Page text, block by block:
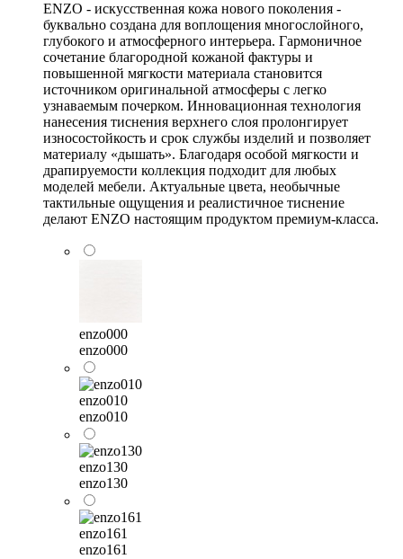
ENZO - искусственная кожа нового поколения -
буквально создана для воплощения многослойного,
глубокого и атмосферного интерьера. Гармоничное
сочетание благородной кожаной фактуры и
повышенной мягкости материала становится
источником оригинальной атмосферы с легко
узнаваемым почерком. Инновационная технология
нанесения тиснения верхнего слоя пролонгирует
износостойкость и срок службы изделий и позволяет
материалу «дышать». Благодаря особой мягкости и
драпируемости коллекция подходит для любых
моделей мебели. Актуальные цвета, необычные
тактильные ощущения и реалистичное тиснение
делают ENZO настоящим продуктом премиум-класса.
enzo000
enzo000
enzo010
enzo010
enzo130
enzo130
enzo161
enzo161